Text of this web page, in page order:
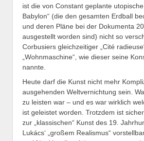
ist die von Constant geplante
Babylon“ (die den gesamten Erdball
und deren Pläne bei der Dokumenta
ausgestellt worden sind) nicht so
Corbusiers gleichzeitiger „Cité
„Wohnmaschine“, wie dieser seine
nannte.
Heute darf die Kunst nicht mehr
ausgehenden Weltvernichtung sein.
zu leisten war – und es war wirklich
ist geleistet worden. Trotzdem ist
zur „klassischen“ Kunst des 19.
Lukács‘ „großem Realismus“